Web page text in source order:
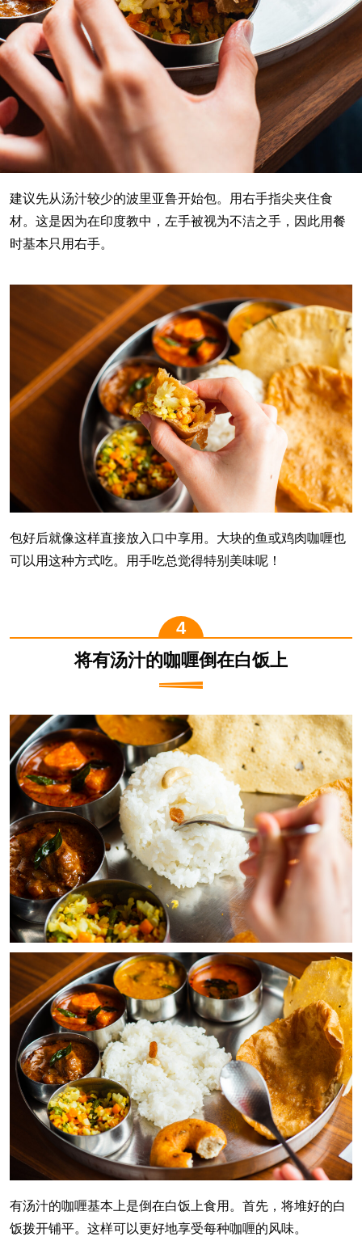
建议先从汤汁较少的波里亚鲁开始包。用右手指尖夹住食
材。这是因为在印度教中，左手被视为不洁之手，因此用餐
时基本只用右手。
包好后就像这样直接放入口中享用。大块的鱼或鸡肉咖喱也
可以用这种方式吃。用手吃总觉得特别美味呢！
将有汤汁的咖喱倒在白饭上
有汤汁的咖喱基本上是倒在白饭上食用。首先，将堆好的白
饭拨开铺平。这样可以更好地享受每种咖喱的风味。